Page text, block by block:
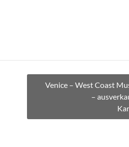
Venice – West Coast
–